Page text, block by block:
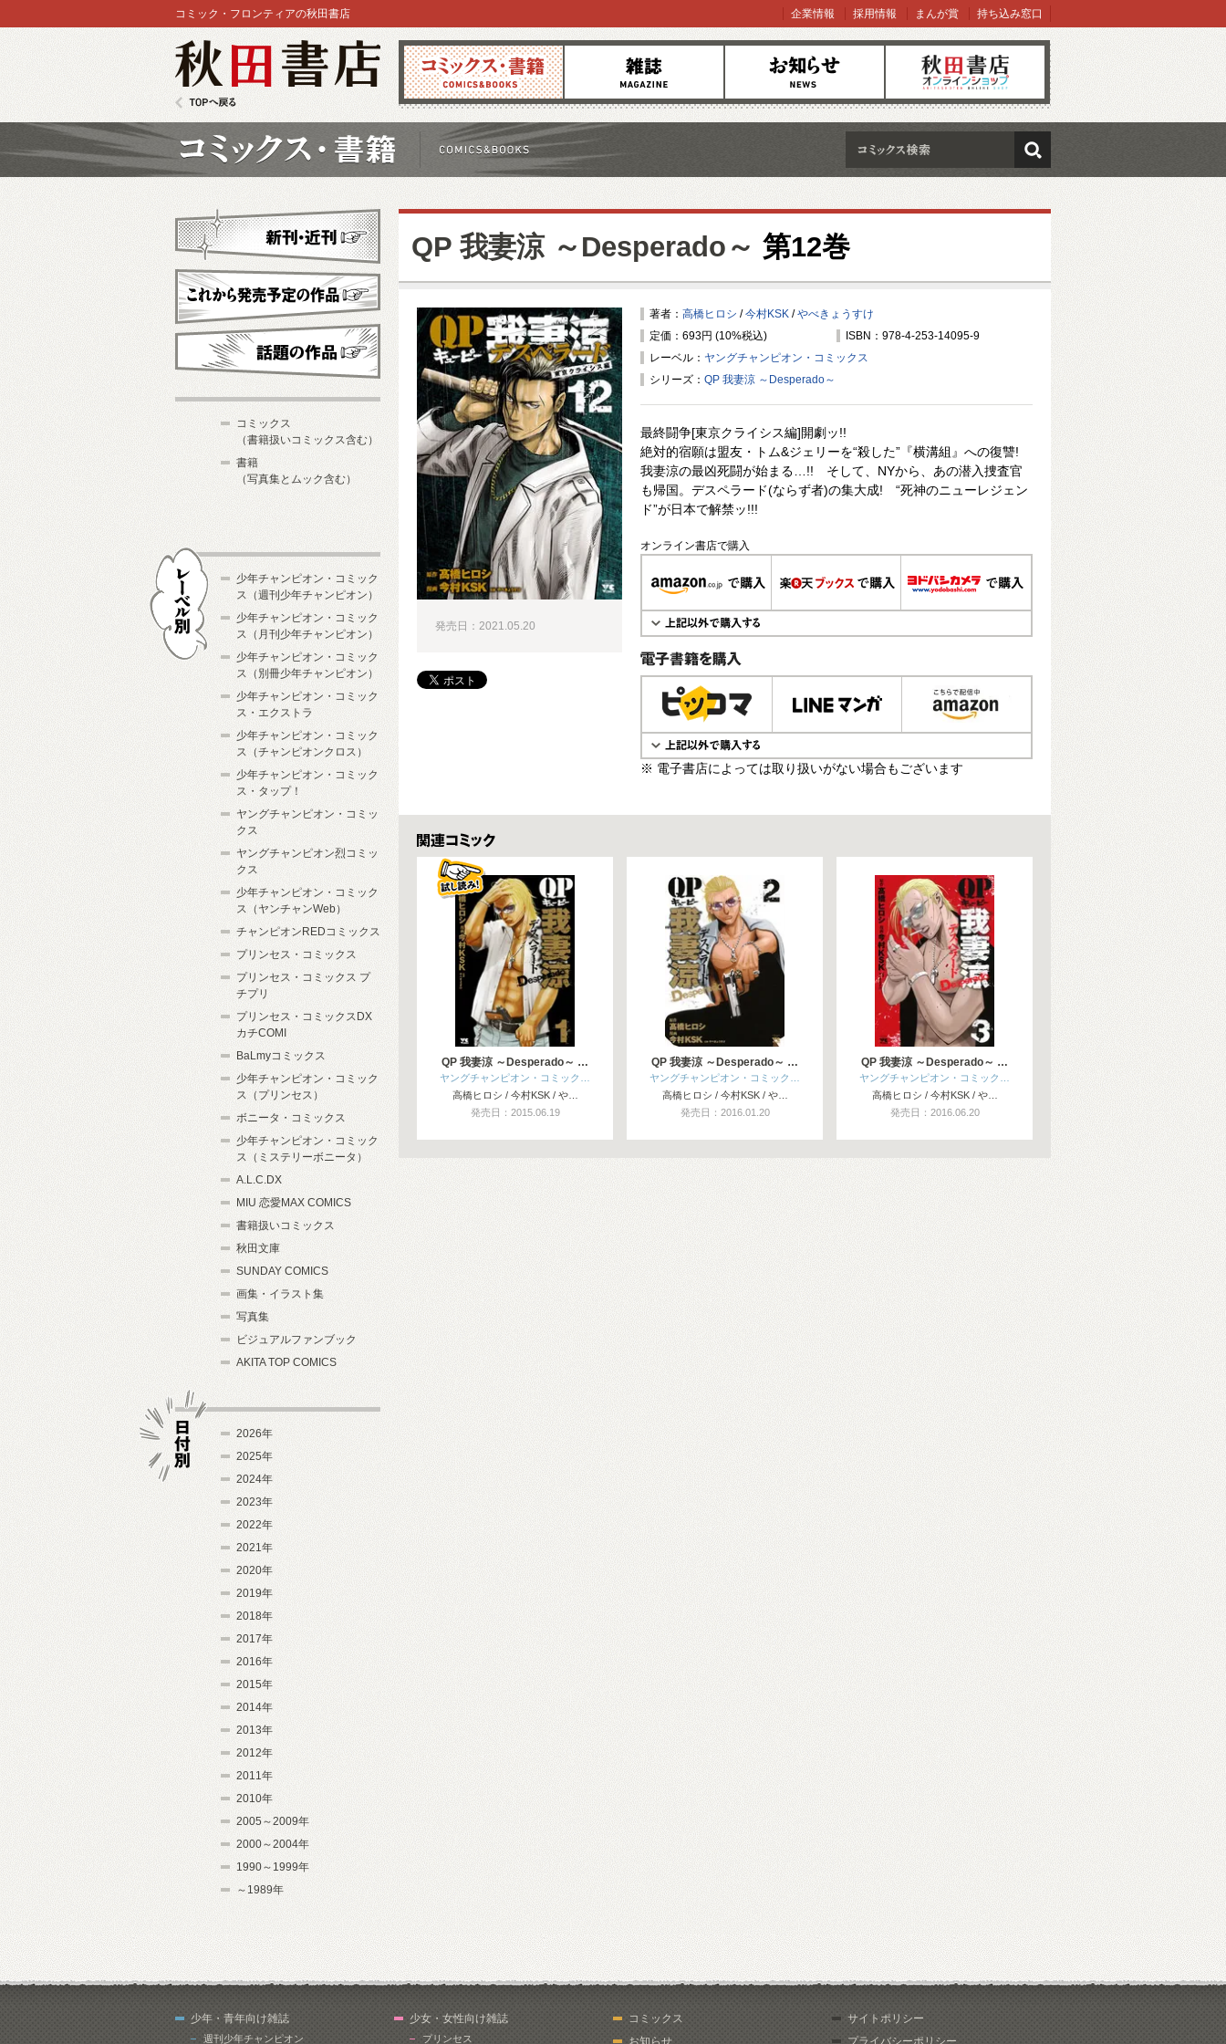
コミックス 雑誌 お知らせ オンラインショップ
コミック・フロンティアの秋田書店 企業情報 採用情報 まんが賞 持ち込み窓口
検索
QP 我妻涼 ～Desperado～ 第12巻
著者： 高橋ヒロシ /今村KSK /やべきょうすけ
定価：693円 (10%税込)
ISBN：978-4-253-14095-9
レーベル： ヤングチャンピオン・コミックス
シリーズ： QP 我妻涼 ～Desperado～
最終闘争[東京クライシス編]開劇ッ!!
絶対的宿願は盟友・トム&ジェリーを“殺した”『横溝組』への復讐!
我妻涼の最凶死闘が始まる…!! そして、NYから、あの潜入捜査官
も帰国。デスペラード(ならず者)の集大成! “死神のニューレジェン
ド”が日本で解禁ッ!!!
オンライン書店で購入
電子書籍で購入
※ 電子書店によっては取り扱いがない場合もございます
発売日：2021.05.20
関連コミックス
QP 我妻涼 ～Desperado～ …
ヤングチャンピオン・コミック…
高橋ヒロシ / 今村KSK / や…
発売日：2015.06.19
QP 我妻涼 ～Desperado～ …
ヤングチャンピオン・コミック…
高橋ヒロシ / 今村KSK / や…
発売日：2016.01.20
QP 我妻涼 ～Desperado～ …
ヤングチャンピオン・コミック…
高橋ヒロシ / 今村KSK / や…
発売日：2016.06.20
新刊・近刊
これから発売予定
コミックス
（書籍扱いコミックス含む）
書籍
（写真集とムック含む）
少年チャンピオン・コミック
ス（週刊少年チャンピオン）
少年チャンピオン・コミック
ス（月刊少年チャンピオン）
少年チャンピオン・コミック
ス（別冊少年チャンピオン）
少年チャンピオン・コミック
ス・エクストラ
少年チャンピオン・コミック
ス（チャンピオンクロス）
少年チャンピオン・コミック
ス・タップ！
ヤングチャンピオン・コミッ
クス
ヤングチャンピオン烈コミッ
クス
少年チャンピオン・コミック
ス（ヤンチャンWeb）
チャンピオンREDコミックス
プリンセス・コミックス
プリンセス・コミックス プ
チプリ
プリンセス・コミックスDX
カチCOMI
BaLmyコミックス
少年チャンピオン・コミック
ス（プリンセス）
ボニータ・コミックス
少年チャンピオン・コミック
ス（ミステリーボニータ）
A.L.C.DX
MIU 恋愛MAX COMICS
書籍扱いコミックス
秋田文庫
SUNDAY COMICS
画集・イラスト集
写真集
ビジュアルファンブック
AKITA TOP COMICS
2026年
2025年
2024年
2023年
2022年
2021年
2020年
2019年
2018年
2017年
2016年
2015年
2014年
2013年
2012年
2011年
2010年
2005～2009年
2000～2004年
1990～1999年
～1989年
少年・青年向け雑誌
週刊少年チャンピオン
少女・女性向け雑誌
プリンセス
コミックス
お知らせ
サイトポリシー
プライバシーポリシー